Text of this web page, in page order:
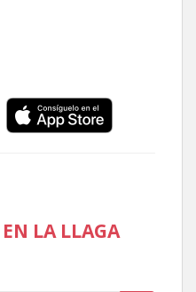
LA LLAGA